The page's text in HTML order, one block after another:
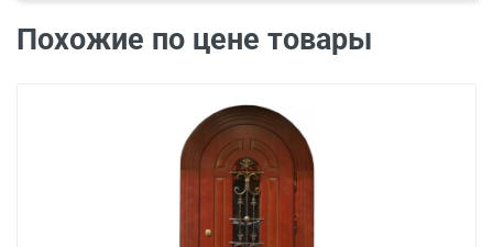
Подъем до квартиры 200 руб./этаж
Похожие по цене товары